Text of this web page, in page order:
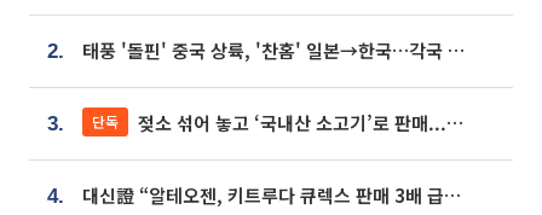
2. 태풍 '돌핀' 중국 상륙, '찬홈' 일본→한국…각국 기상청 예상 경로는?
3. 단독 젖소 섞어 놓고 ‘국내산 소고기’로 판매...홈쇼핑 표기, 현실과 괴리 어쩌나
4. 대신證 “알테오젠, 키트루다 큐렉스 판매 3배 급증…목표가 41만원 상향”